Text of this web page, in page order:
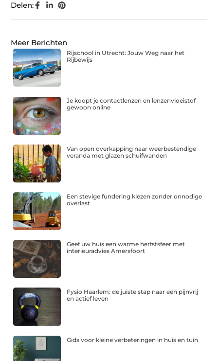
Delen:
Meer Berichten
Rijschool in Utrecht: Jouw Weg naar het
Rijbewijs
Je koopt je contactlenzen en lenzenvloeistof
gewoon online
Van open overkapping naar weerbestendige
veranda met glazen schuifwanden
Een stevige fundering kiezen zonder onnodige
overlast
Geef uw huis een warme herfstsfeer met
interieuradvies Amersfoort
Fysio Haarlem: de juiste stap naar een pijnvrij
en actief leven
Gids voor kleine verbeteringen in huis en tuin